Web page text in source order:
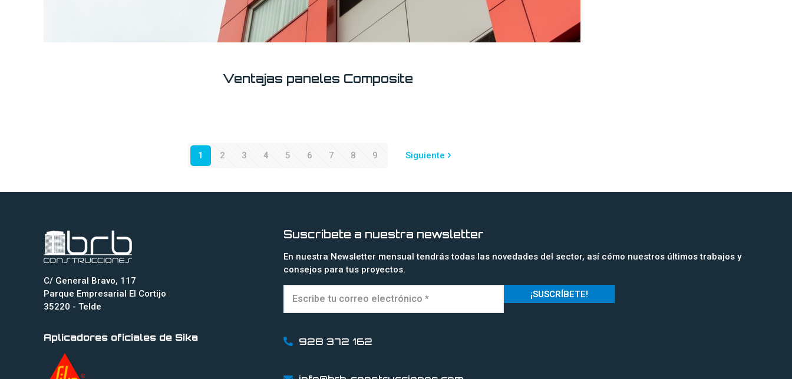
Ventajas paneles Composite
1 2 3 4 5 6 7 8 9 Siguiente
C/ General Bravo, 117
Parque Empresarial El Cortijo
35220 - Telde
Aplicadores oficiales de Sika
Suscríbete a nuestra newsletter
En nuestra Newsletter mensual tendrás todas las novedades del sector, así cómo nuestros últimos trabajos y
consejos para tus proyectos.
928 372 162